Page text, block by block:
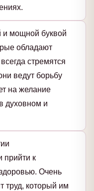
и мощной буквой
обладают
стремятся
ведут борьбу
на желание
духовном и
прийти к
Очень
труд, который им